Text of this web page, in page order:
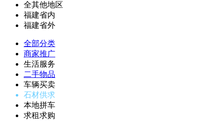
全其他地区
福建省内
福建省外
全部分类
商家推广
生活服务
二手物品
车辆买卖
石材供求
本地拼车
求租求购